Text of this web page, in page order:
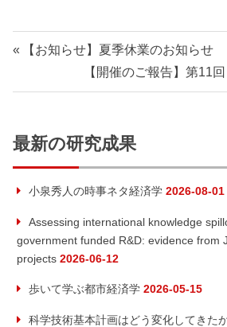
【お知らせ】夏季休業のお知らせ
【開催のご報告】第11
最新の研究成果
小泉秀人の時事ネタ経済学 2026-08-01
Assessing international knowledge
government funded R&D: evidence from
projects 2026-06-12
歩いて学ぶ都市経済学 2026-05-15
科学技術基本計画はどう変化してきた